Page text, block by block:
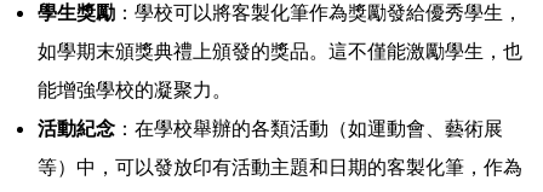
學生獎勵 ：學校可以將客製化筆作為獎勵發給優秀學生，
如學期末頒獎典禮上頒發的獎品。這不僅能激勵學生，也
能增強學校的凝聚力。
活動紀念 ：在學校舉辦的各類活動（如運動會、藝術展
等）中，可以發放印有活動主題和日期的客製化筆，作為